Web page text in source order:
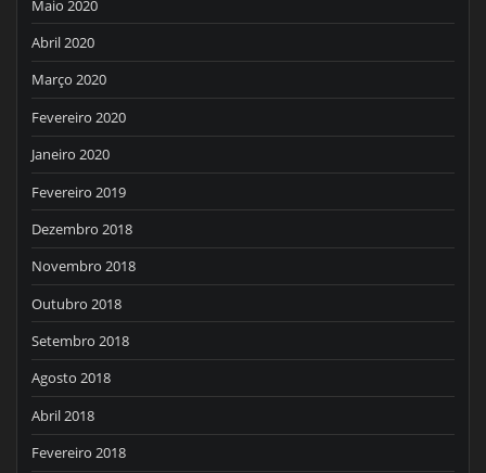
Maio 2020
Abril 2020
Março 2020
Fevereiro 2020
Janeiro 2020
Fevereiro 2019
Dezembro 2018
Novembro 2018
Outubro 2018
Setembro 2018
Agosto 2018
Abril 2018
Fevereiro 2018